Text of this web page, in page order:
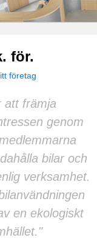
för.
företag
att främja
genom
bilar och
verksamhet.
en ekologiskt